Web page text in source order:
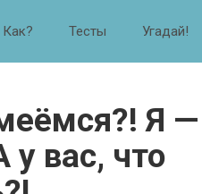
Как? Тесты Угадай!
Я —
у вас, что